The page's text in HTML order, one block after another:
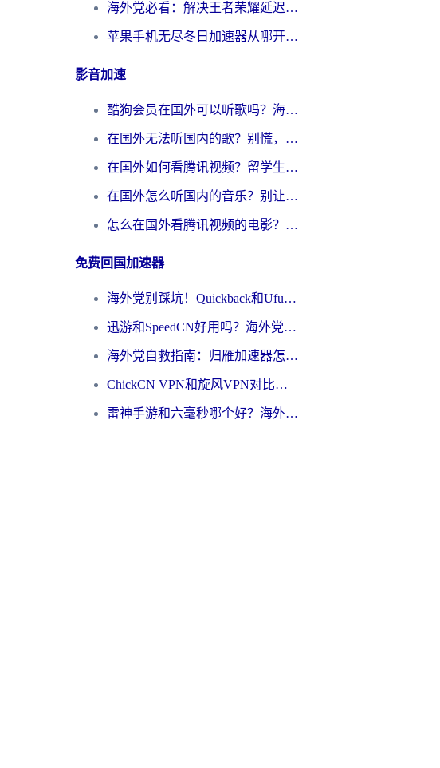
海外党必看：解决王者荣耀延迟的加速器终极指南——从EVE到猫和老鼠，一个工具全搞定
苹果手机无尽冬日加速器从哪开启？海外玩家的冬日生存指南
影音加速
酷狗会员在国外可以听歌吗？海外党亲测有效：3步解决音乐权限难题
在国外无法听国内的歌？别慌，这样操作就能畅听QQ音乐（附亲测加速器推荐）
在国外如何看腾讯视频？留学生亲测有效的回国加速方案
在国外怎么听国内的音乐？别让版权限制断了你的华语歌单
怎么在国外看腾讯视频的电影？海外党亲测有效的回国加速指南
免费回国加速器
海外党别踩坑！Quickback和UfunR好用吗？选对回国加速器才能无缝刷国内资源
迅游和SpeedCN好用吗？海外党如何破解那道看不见的墙
海外党自救指南：归雁加速器怎么样？教你避开坑实现国内资源无缝访问
ChickCN VPN和旋风VPN对比哪个回国效果更好？海外用户的选择困境与出路
雷神手游和六毫秒哪个好？海外党如何真正解锁国内资源